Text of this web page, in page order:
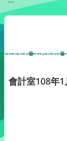
會計室108年